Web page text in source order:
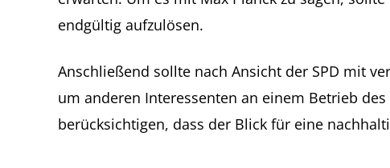
endgültig aufzulösen.
Anschließend sollte nach Ansicht der SPD mit
um anderen Interessenten an einem Betrieb
berücksichtigen, dass der Blick für eine